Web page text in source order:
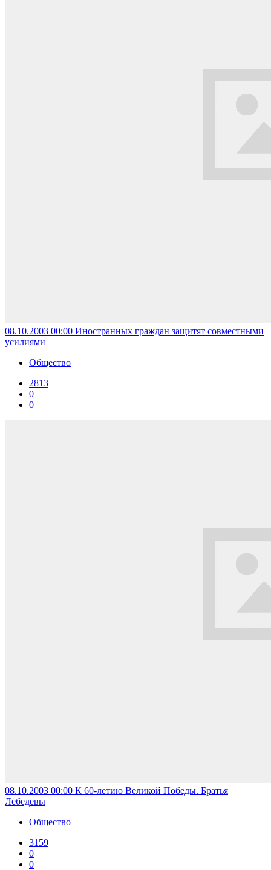
08.10.2003 00:00 Иностранных граждан защитят совместными
усилиями
Общество
2813
0
0
08.10.2003 00:00 К 60-летию Великой Победы. Братья
Лебедевы
Общество
3159
0
0